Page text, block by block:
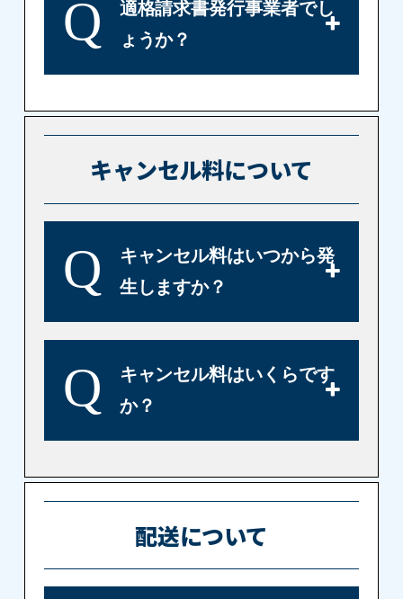
Q
適格請求書発行事業者でし
ょうか？
キャンセル料について
Q
キャンセル料はいつから発
生しますか？
Q
キャンセル料はいくらです
か？
配送について